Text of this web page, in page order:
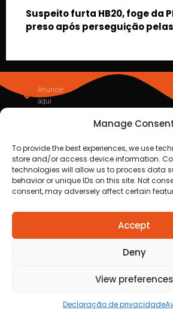
Manage
To provide the best experiences, we use
store and/or access device information.
technologies will allow us to process data
behavior or unique IDs on this site. Not
consent, may adversely affect certain
Accept
Deny
View preferences
Declaração de privacidade
e acaba
ruas de Cuiabá
Homem é
medida